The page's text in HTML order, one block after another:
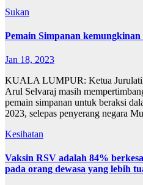
Sukan
Pemain Simpanan
Jan 18, 2023
KUALA LUMPUR: Ketua
Arul Selvaraj masih
pemain simpanan untuk beraksi
2023, selepas penyerang negara
Kesihatan
Vaksin RSV adalah 84%
pada orang dewasa yang lebih